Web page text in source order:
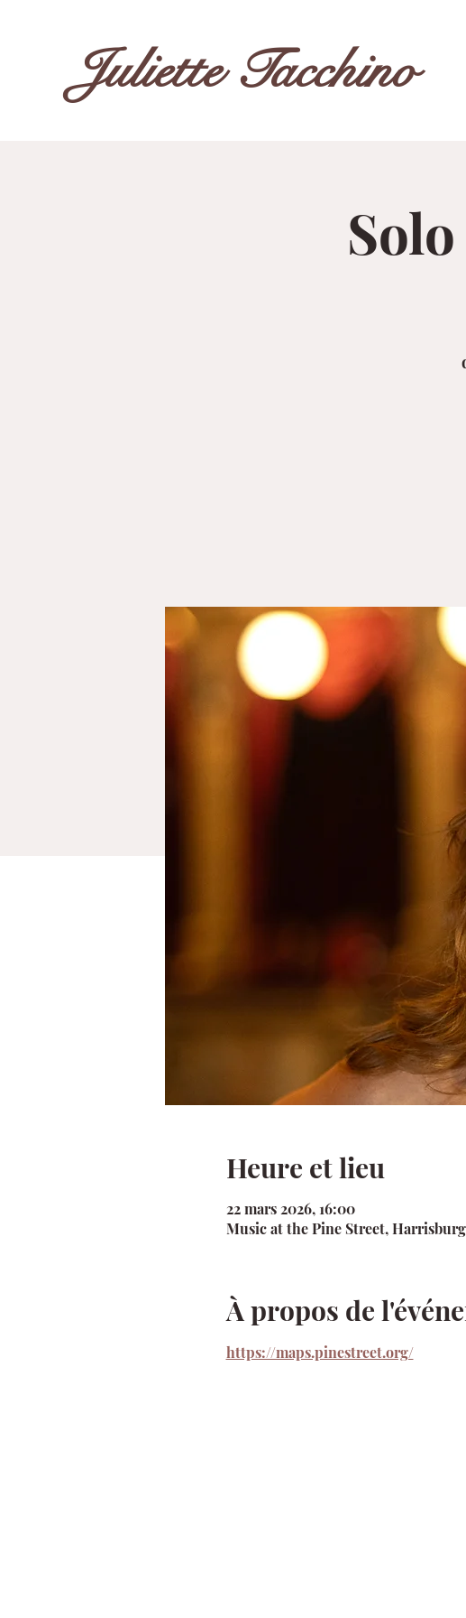
Juliette Tacchino
Heure et lieu
22 mars 2026, 16:00
Music at the Pine Street,
À propos de
https://maps.pinestreet.org/